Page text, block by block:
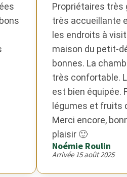
Propriétaires très
très accueillante
les endroits à
maison du petit-
bonnes. La
très confortable.
est bien équipée.
légumes et fruits
Merci encore,
plaisir 🙂
Noémie Roulin
Arrivée 15 août 2025